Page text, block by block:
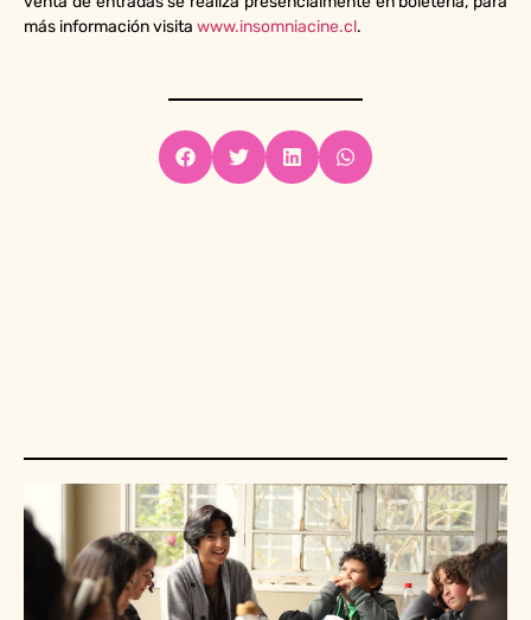
más información visita www.insomniacine.cl.